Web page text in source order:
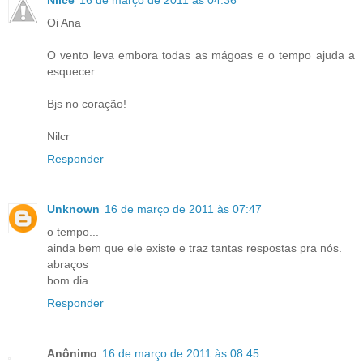
Oi Ana
O vento leva embora todas as mágoas e o tempo ajuda a
esquecer.
Bjs no coração!
Nilcr
Responder
Unknown 16 de março de 2011 às 07:47
o tempo...
ainda bem que ele existe e traz tantas respostas pra nós.
abraços
bom dia.
Responder
Anônimo 16 de março de 2011 às 08:45